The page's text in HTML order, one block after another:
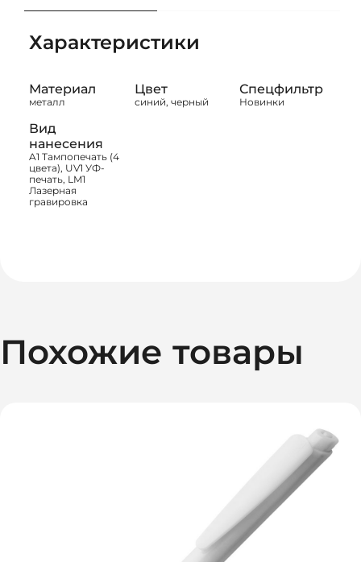
Характеристики
Материал
металл
Цвет
синий, черный
Спецфильтр
Новинки
Вид
нанесения
A1 Тампопечать (4
цвета), UV1 УФ-
печать, LM1
Лазерная
гравировка
Похожие товары